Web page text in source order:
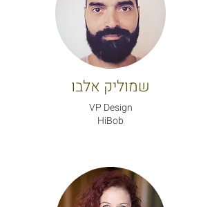
שמוליק אלבו
VP Design
HiBob